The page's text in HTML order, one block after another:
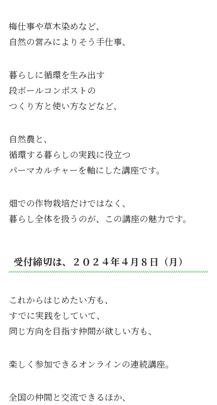
梅仕事や草木染めなど、
自然の営みによりそう手仕事、
暮らしに循環を生み出す
段ボールコンポストの
つくり方と使い方などなど、
自然農と、
循環する暮らしの実践に役立つ
パーマカルチャーを軸にした講座です。
畑での作物栽培だけではなく、
暮らし全体を扱うのが、この講座の魅力です。
受付締切は、２０２４年４月８日（月）
これからはじめたい方も、
すでに実践をしていて、
同じ方向を目指す仲間が欲しい方も、
楽しく参加できるオンラインの連続講座。
全国の仲間と交流できるほか、